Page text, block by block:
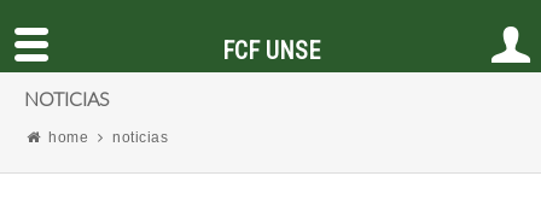
NOTICIAS
home noticias
FCF UNSE